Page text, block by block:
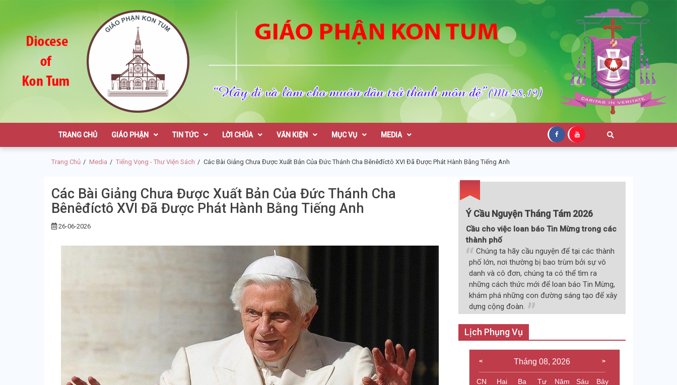
Giáo Phận Kon Tum
TRANG CHỦ GIÁO PHẬN TIN TỨC LỜI CHÚA VĂN KIỆN MỤC VỤ MEDIA
Trang Chủ Media Tiếng Vọng - Thư Viện Sách Các Bài Giảng Chưa Được Xuất Bản Của Đức Thánh Cha Bênêđíctô XVI Đã Được Phát Hành Bằng Tiếng Anh
Các Bài Giảng Chưa Được Xuất Bản Của Đức Thánh Cha
Bênêđíctô XVI Đã Được Phát Hành Bằng Tiếng Anh
26-06-2026
Ý Cầu Nguyện Tháng Tám 2026
Cầu cho việc loan báo Tin Mừng trong các
thành phố
Chúng ta hãy cầu nguyện để tại các thành
phố lớn, nơi thường bị bao trùm bởi sự vô
danh và cô đơn, chúng ta có thể tìm ra
những cách thức mới để loan báo Tin Mừng,
khám phá những con đường sáng tạo để xây
dựng cộng đoàn.
Lịch Phụng Vụ
Tháng 08, 2026
CN Hai Ba Tư Năm Sáu Bảy